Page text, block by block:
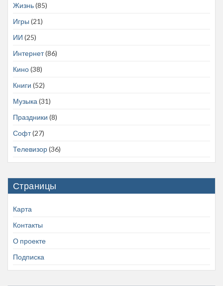
Жизнь(85)
Игры (21)
ИИ (25)
Интернет(86)
Кино(38)
Книги (52)
Музыка(31)
Праздники (8)
Софт(27)
Телевизор(36)
Страницы
Карта
Контакты
О проекте
Подписка